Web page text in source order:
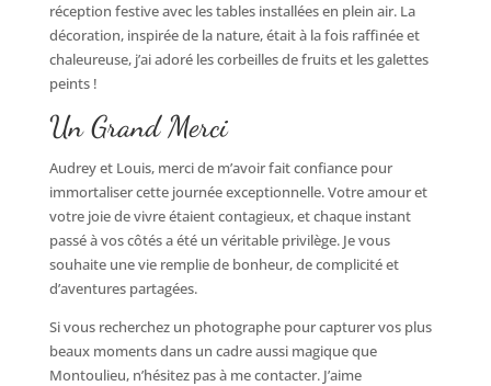
réception festive avec les tables installées en plein air. La
décoration, inspirée de la nature, était à la fois raffinée et
chaleureuse, j’ai adoré les corbeilles de fruits et les galettes
peints !
Un Grand Merci
Audrey et Louis, merci de m’avoir fait confiance pour
immortaliser cette journée exceptionnelle. Votre amour et
votre joie de vivre étaient contagieux, et chaque instant
passé à vos côtés a été un véritable privilège. Je vous
souhaite une vie remplie de bonheur, de complicité et
d’aventures partagées.
Si vous recherchez un photographe pour capturer vos plus
beaux moments dans un cadre aussi magique que
Montoulieu, n’hésitez pas à me contacter. J’aime